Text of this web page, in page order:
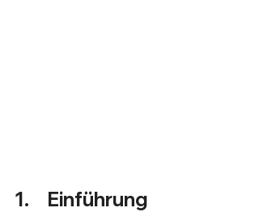
1.	Einführung